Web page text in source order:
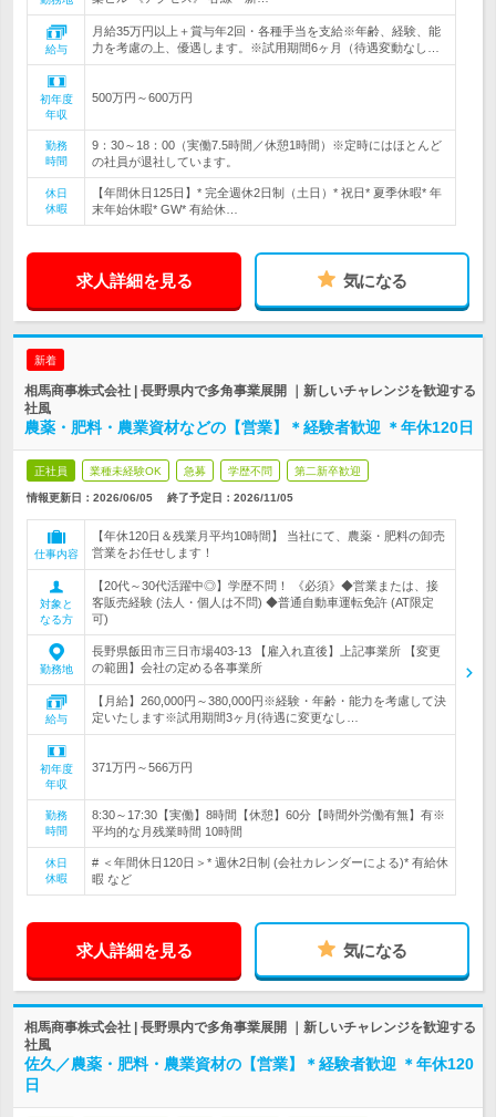
給与
月給35万円以上＋賞与年2回・各種手当を支給※年齢、経験、能
力を考慮の上、優遇します。※試用期間6ヶ月（待遇変動なし…
初年度
年収
500万円～600万円
勤務
時間
9：30～18：00（実働7.5時間／休憩1時間）※定時にはほとんど
の社員が退社しています。
休日
休暇
【年間休日125日】* 完全週休2日制（土日）* 祝日* 夏季休暇* 年
末年始休暇* GW* 有給休…
求人詳細を見る 気になる
新着
相馬商事株式会社 | 長野県内で多角事業展開 ｜新しいチャレンジを歓迎する
社風
農薬・肥料・農業資材などの【営業】＊経験者歓迎 ＊年休120日
正社員 業種未経験OK 急募 学歴不問 第二新卒歓迎
情報更新日：2026/06/05 終了予定日： 2026/11/05
仕事内容
【年休120日＆残業月平均10時間】 当社にて、農薬・肥料の卸売
営業をお任せします！
対象と
なる方
【20代～30代活躍中◎】学歴不問！ 《必須》◆営業または、接
客販売経験 (法人・個人は不問) ◆普通自動車運転免許 (AT限定
可)
勤務地
長野県飯田市三日市場403-13 【雇入れ直後】上記事業所 【変更
の範囲】会社の定める各事業所
給与
【月給】260,000円～380,000円※経験・年齢・能力を考慮して決
定いたします※試用期間3ヶ月(待遇に変更なし…
初年度
年収
371万円～566万円
勤務
時間
8:30～17:30【実働】8時間【休憩】60分【時間外労働有無】有※
平均的な月残業時間 10時間
休日
休暇
# ＜年間休日120日＞* 週休2日制 (会社カレンダーによる)* 有給休
暇 など
求人詳細を見る 気になる
相馬商事株式会社 | 長野県内で多角事業展開 ｜新しいチャレンジを歓迎する
社風
佐久／農薬・肥料・農業資材の【営業】＊経験者歓迎 ＊年休120
日